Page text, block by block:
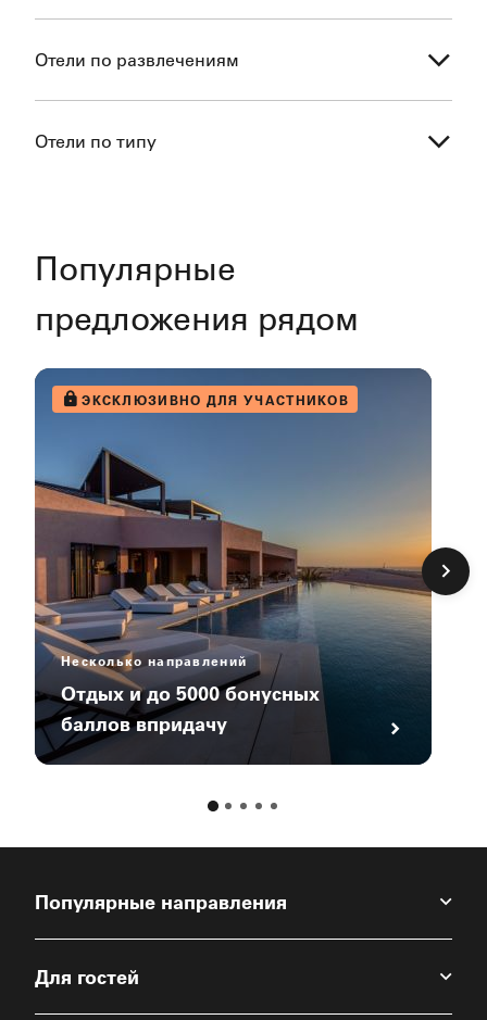
Отели по развлечениям
Отели по типу
Популярные
предложения рядом
ЭКСКЛЮЗИВНО ДЛЯ УЧАСТНИКОВ
Несколько направлений
Отдых и до 5000 бонусных
баллов впридачу
Популярные направления
Для гостей